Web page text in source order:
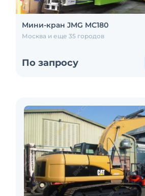
Мини-кран JMG MC180
Москва и еще 35 городов
По запросу